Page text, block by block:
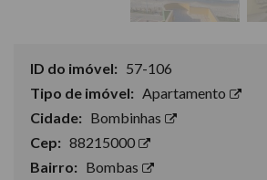
ID do imóvel: 57-106
Tipo de imóvel: Apartamento
Cidade: Bombinhas
Cep: 88215000
Bairro: Bombas